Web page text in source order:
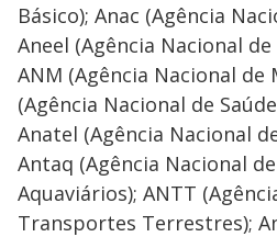
Básico); Anac (Agência
Aneel (Agência Nacional
ANM (Agência Nacional de
(Agência Nacional de
Anatel (Agência Nacional
Antaq (Agência Nacional
Aquaviários); ANTT
Transportes Terrestres);